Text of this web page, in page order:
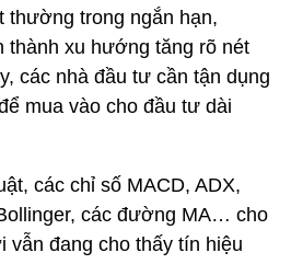
thường trong ngắn hạn,
thành xu hướng tăng rõ nét
các nhà đầu tư cần tận dụng
mua vào cho đầu tư dài
các chỉ số MACD, ADX,
các đường MA… cho
vẫn đang cho thấy tín hiệu